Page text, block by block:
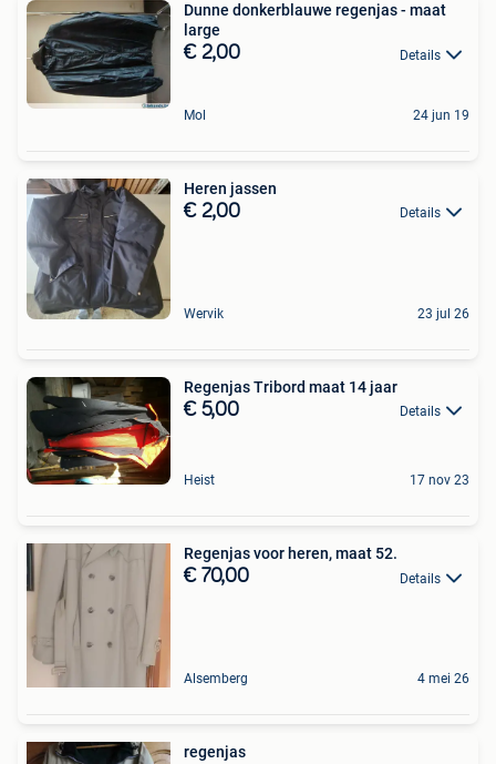
Dunne donkerblauwe regenjas - maat
large
€ 2,00 Details
Mol 24 jun 19
Heren jassen
€ 2,00 Details
Wervik 23 jul 26
Regenjas Tribord maat 14 jaar
€ 5,00 Details
Heist 17 nov 23
Regenjas voor heren, maat 52.
€ 70,00 Details
Alsemberg 4 mei 26
regenjas